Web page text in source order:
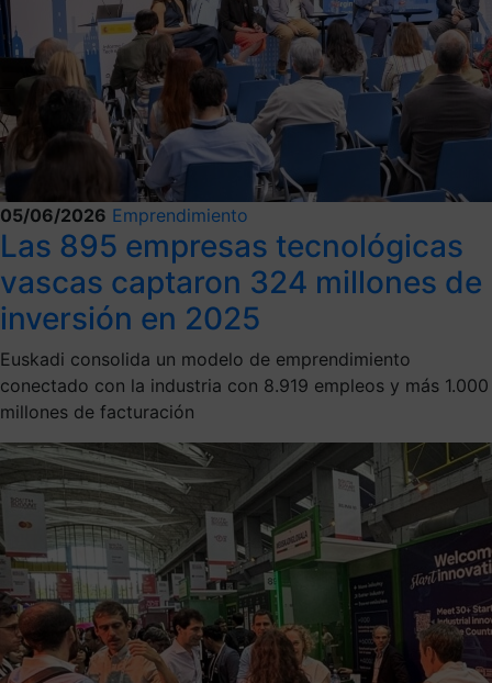
05/06/2026 Emprendimiento
Las 895 empresas tecnológicas
vascas captaron 324 millones de
inversión en 2025
Euskadi consolida un modelo de emprendimiento
conectado con la industria con 8.919 empleos y más 1.000
millones de facturación